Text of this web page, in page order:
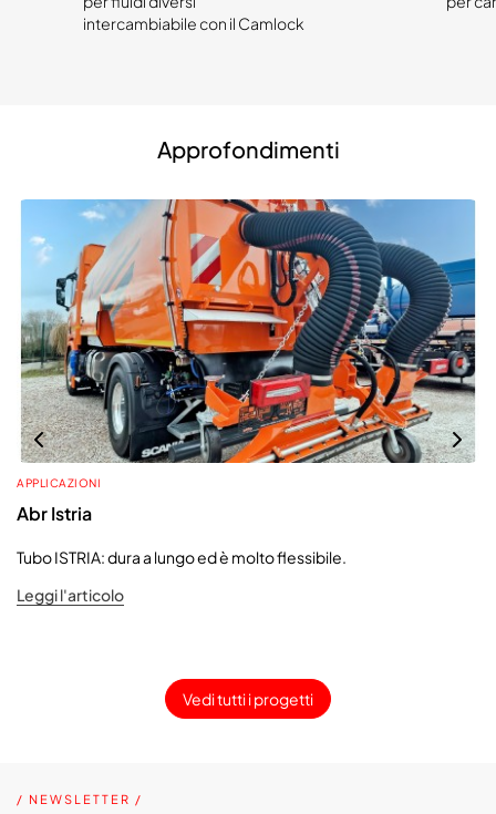
intercambiabile con il Camlock
Approfondimenti
APPLICAZIONI
Abr Istria
Tubo ISTRIA: dura a lungo ed è molto flessibile.
Leggi l'articolo
Vedi tutti i progetti
/ NEWSLETTER /